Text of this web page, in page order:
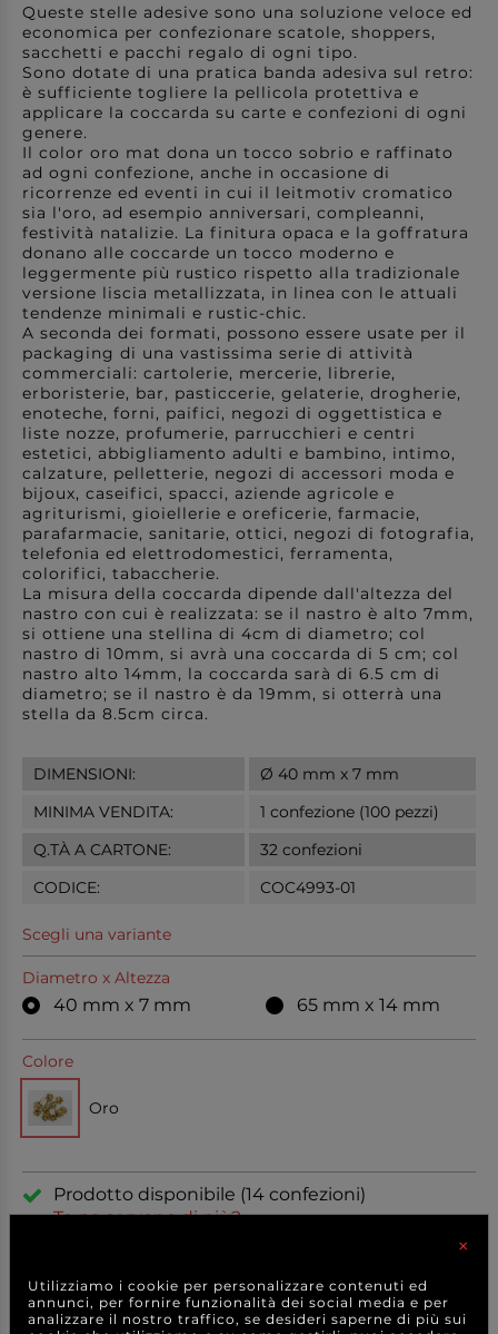
Queste stelle adesive sono una soluzione veloce ed
economica per confezionare scatole, shoppers,
sacchetti e pacchi regalo di ogni tipo.
Sono dotate di una pratica banda adesiva sul retro:
è sufficiente togliere la pellicola protettiva e
applicare la coccarda su carte e confezioni di ogni
genere.
Il color oro mat dona un tocco sobrio e raffinato
ad ogni confezione, anche in occasione di
ricorrenze ed eventi in cui il leitmotiv cromatico
sia l'oro, ad esempio anniversari, compleanni,
festività natalizie. La finitura opaca e la goffratura
donano alle coccarde un tocco moderno e
leggermente più rustico rispetto alla tradizionale
versione liscia metallizzata, in linea con le attuali
tendenze minimali e rustic-chic.
A seconda dei formati, possono essere usate per il
packaging di una vastissima serie di attività
commerciali: cartolerie, mercerie, librerie,
erboristerie, bar, pasticcerie, gelaterie, drogherie,
enoteche, forni, paifici, negozi di oggettistica e
liste nozze, profumerie, parrucchieri e centri
estetici, abbigliamento adulti e bambino, intimo,
calzature, pelletterie, negozi di accessori moda e
bijoux, caseifici, spacci, aziende agricole e
agriturismi, gioiellerie e oreficerie, farmacie,
parafarmacie, sanitarie, ottici, negozi di fotografia,
telefonia ed elettrodomestici, ferramenta,
colorifici, tabaccherie.
La misura della coccarda dipende dall'altezza del
nastro con cui è realizzata: se il nastro è alto 7mm,
si ottiene una stellina di 4cm di diametro; col
nastro di 10mm, si avrà una coccarda di 5 cm; col
nastro alto 14mm, la coccarda sarà di 6.5 cm di
diametro; se il nastro è da 19mm, si otterrà una
stella da 8.5cm circa.
DIMENSIONI:
Ø 40 mm x 7 mm
MINIMA VENDITA:
1 confezione (100 pezzi)
Q.TÀ A CARTONE:
32 confezioni
CODICE:
COC4993-01
Scegli una variante
Diametro x Altezza
40 mm x 7 mm 65 mm x 14 mm
Colore
Oro
Prodotto disponibile (14 confezioni)
Te ne servono di più?
Per grandi quantitativi o esigenze
specificheCONTATTACIper avere
×
Utilizziamo i cookie per personalizzare contenuti ed
annunci, per fornire funzionalità dei social media e per
analizzare il nostro traffico, se desideri saperne di più sui